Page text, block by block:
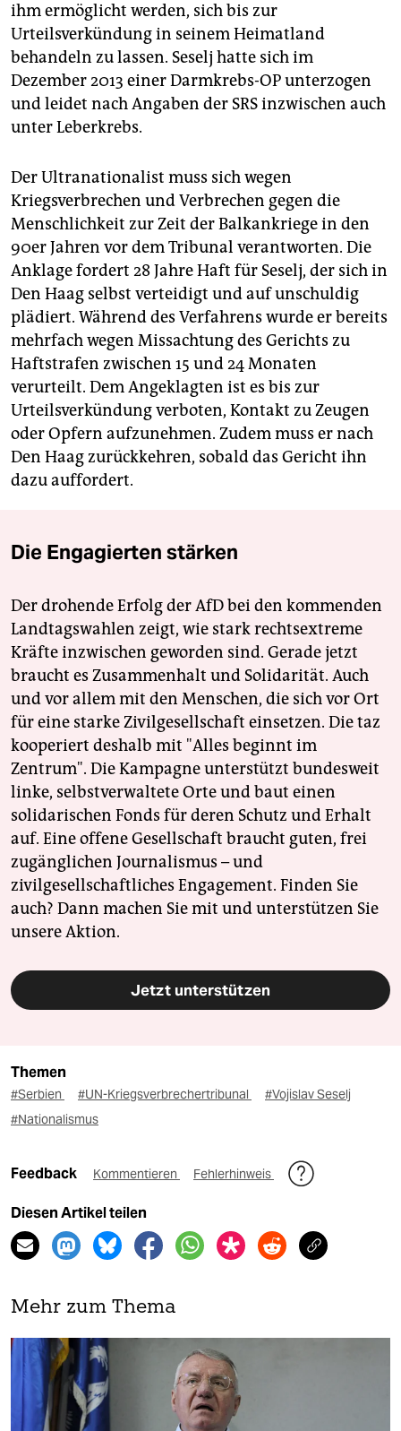
ihm ermöglicht werden, sich bis zur
Urteilsverkündung in seinem Heimatland
behandeln zu lassen. Seselj hatte sich im
Dezember 2013 einer Darmkrebs-OP unterzogen
und leidet nach Angaben der SRS inzwischen auch
unter Leberkrebs.
Der Ultranationalist muss sich wegen
Kriegsverbrechen und Verbrechen gegen die
Menschlichkeit zur Zeit der Balkankriege in den
90er Jahren vor dem Tribunal verantworten. Die
Anklage fordert 28 Jahre Haft für Seselj, der sich in
Den Haag selbst verteidigt und auf unschuldig
plädiert. Während des Verfahrens wurde er bereits
mehrfach wegen Missachtung des Gerichts zu
Haftstrafen zwischen 15 und 24 Monaten
verurteilt. Dem Angeklagten ist es bis zur
Urteilsverkündung verboten, Kontakt zu Zeugen
oder Opfern aufzunehmen. Zudem muss er nach
Den Haag zurückkehren, sobald das Gericht ihn
dazu auffordert.
Die Engagierten stärken
Der drohende Erfolg der AfD bei den kommenden
Landtagswahlen zeigt, wie stark rechtsextreme
Kräfte inzwischen geworden sind. Gerade jetzt
braucht es Zusammenhalt und Solidarität. Auch
und vor allem mit den Menschen, die sich vor Ort
für eine starke Zivilgesellschaft einsetzen. Die taz
kooperiert deshalb mit "Alles beginnt im
Zentrum". Die Kampagne unterstützt bundesweit
linke, selbstverwaltete Orte und baut einen
solidarischen Fonds für deren Schutz und Erhalt
auf. Eine offene Gesellschaft braucht guten, frei
zugänglichen Journalismus – und
zivilgesellschaftliches Engagement. Finden Sie
auch? Dann machen Sie mit und unterstützen Sie
unsere Aktion.
Jetzt unterstützen
Themen
#Serbien #UN-Kriegsverbrechertribunal
#Vojislav Seselj
#Nationalismus
Feedback Kommentieren Fehlerhinweis
Diesen Artikel teilen
Mehr zum Thema